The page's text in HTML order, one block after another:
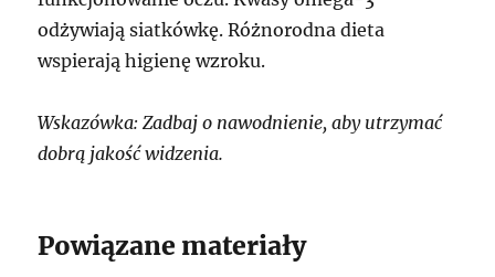
odżywiają siatkówkę. Różnorodna dieta
wspierają higienę wzroku.
Wskazówka: Zadbaj o nawodnienie, aby utrzymać
dobrą jakość widzenia.
Powiązane materiały